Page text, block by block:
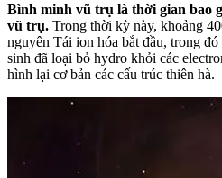
Bình minh vũ trụ là thời gian bao
vũ trụ. Trong thời kỳ này, khoảng
nguyên Tái ion hóa bắt đầu, trong
sinh đã loại bỏ hydro khỏi các
hình lại cơ bản các cấu trúc thiên hà.